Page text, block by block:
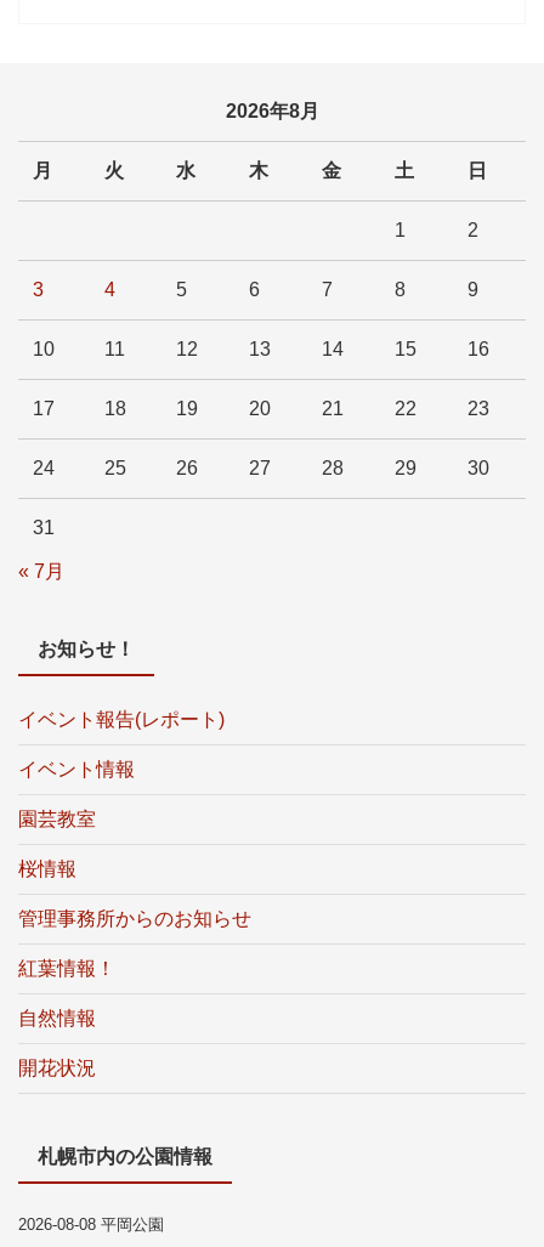
2026年8月
月 火 水 木 金 土 日
1 2
3 4 5 6 7 8 9
10 11 12 13 14 15 16
17 18 19 20 21 22 23
24 25 26 27 28 29 30
31
« 7月
お知らせ！
イベント報告(レポート)
イベント情報
園芸教室
桜情報
管理事務所からのお知らせ
紅葉情報！
自然情報
開花状況
札幌市内の公園情報
2026-08-08 平岡公園